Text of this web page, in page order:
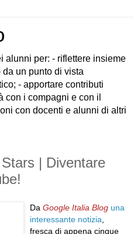
alunni per: - riflettere insieme
un punto di vista
- apportare contributi
con i compagni e con il
con docenti e alunni di altri
| Diventare
Da Google Italia Blog una
interessante notizia
fresca di appena cinque